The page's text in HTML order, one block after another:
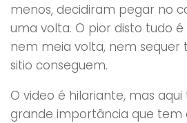
menos, decidiram pegar no
uma volta. O pior disto tudo
nem meia volta, nem sequer
sitio conseguem.
O video é hilariante, mas
grande importância que tem